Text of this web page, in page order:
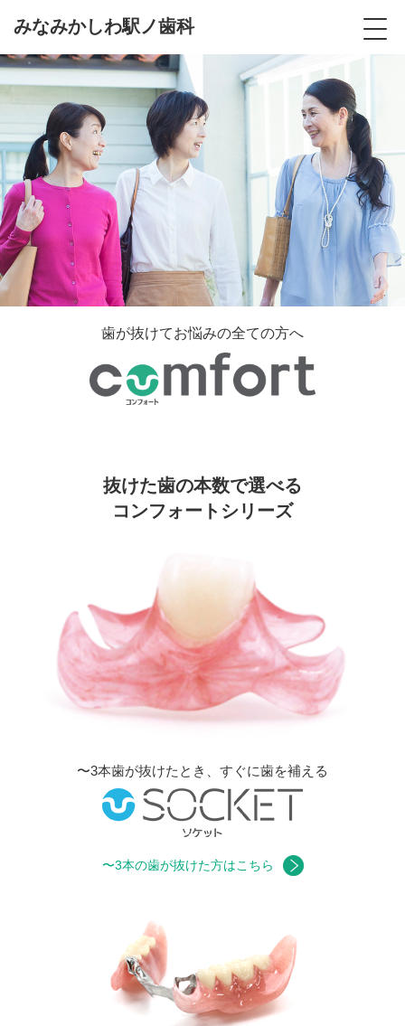
みなみかしわ駅ノ歯科
歯が抜けてお悩みの全ての方へ
抜けた歯の本数で選べる
コンフォートシリーズ
〜3本歯が抜けたとき、すぐに歯を補える
〜3本の歯が抜けた方はこちら